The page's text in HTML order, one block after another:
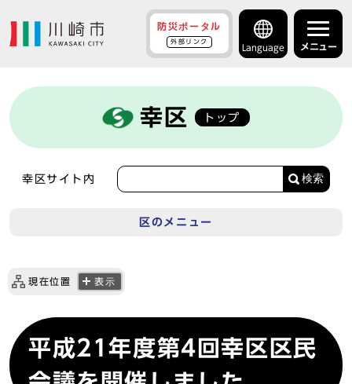
防災ポータル
外部リンク
Language メニュー
幸区 トップ
幸区サイト内 検索
区のメニュー
現在位置 表示
平成21年度第4回幸区区民